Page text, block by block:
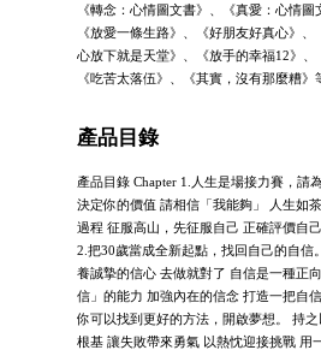
《轉念：心情圖文書》、《真愛：心情圖
《放愛一條生路》、《好朋友好真心》
心放下就是天堂》、《放手的幸福12》、
《吃苦太落伍》、《其實，沒有那麼糟》
產品目錄
產品目錄 Chapter 1.人生是場接力賽，請
決定你的價值 請相信「我能夠」 人生如
過程 征服高山，先征服自己 正確評價自
2.把30歲當成全新起點，找回自己的自信
養誠摯的信心 去做就對了 自信是一種正
信」的能力 加強內在的信念 打造一把自
你可以找到更好的方法，開啟夢想。 持
根基 讓失敗帶來勇氣 以熱忱迎接挑戰 用